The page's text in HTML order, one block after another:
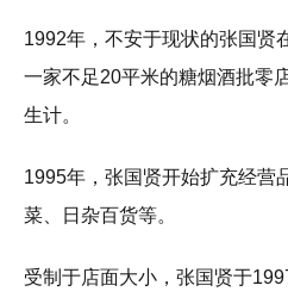
1992年，不安于现状的张国贤
一家不足20平米的糖烟酒批零
生计。
1995年，张国贤开始扩充经营
菜、日杂百货等。
受制于店面大小，张国贤于